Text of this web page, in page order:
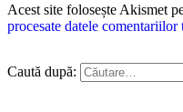
Acest site folosește Akismet
procesate datele comentariilor
Caută după: